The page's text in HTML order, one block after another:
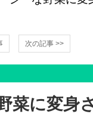
次の記事 >>
菜に変身